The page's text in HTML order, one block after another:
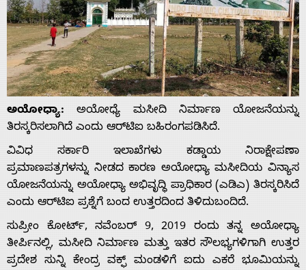
ಅಯೋಧ್ಯಾ:ಅಯೋಧ್ಯೆ ಮಸೀದಿ ನಿರ್ಮಾಣ ಯೋಜನೆಯನ್ನು
ತಿರಸ್ಕರಿಸಲಾಗಿದೆ ಎಂದು ಆರ್‌ಟಿಐ ಬಹಿರಂಗಪಡಿಸಿದೆ.
ವಿವಿಧ ಸರ್ಕಾರಿ ಇಲಾಖೆಗಳು ಕಡ್ಡಾಯ ನಿರಾಕ್ಷೇಪಣಾ
ಪ್ರಮಾಣಪತ್ರಗಳನ್ನು ನೀಡದ ಕಾರಣ ಅಯೋಧ್ಯಾ ಮಸೀದಿಯ ವಿನ್ಯಾಸ
ಯೋಜನೆಯನ್ನು ಅಯೋಧ್ಯಾ ಅಭಿವೃದ್ಧಿ ಪ್ರಾಧಿಕಾರ (ಎಡಿಎ) ತಿರಸ್ಕರಿಸಿದೆ
ಎಂದು ಆರ್‌ಟಿಐ ಪ್ರಶ್ನೆಗೆ ಬಂದ ಉತ್ತರದಿಂದ ತಿಳಿದುಬಂದಿದೆ.
ಸುಪ್ರೀಂ ಕೋರ್ಟ್, ನವೆಂಬರ್ 9, 2019 ರಂದು ತನ್ನ ಅಯೋಧ್ಯಾ
ತೀರ್ಪಿನಲ್ಲಿ, ಮಸೀದಿ ನಿರ್ಮಾಣ ಮತ್ತು ಇತರ ಸೌಲಭ್ಯಗಳಿಗಾಗಿ ಉತ್ತರ
ಪ್ರದೇಶ ಸುನ್ನಿ ಕೇಂದ್ರ ವಕ್ಫ್ ಮಂಡಳಿಗೆ ಐದು ಎಕರೆ ಭೂಮಿಯನ್ನು